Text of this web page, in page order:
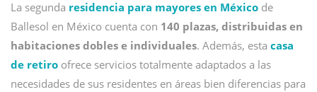
La segunda residencia para mayores en México de
Ballesol en México cuenta con 140 plazas, distribuidas en
habitaciones dobles e individuales. Además, esta casa
de retiro ofrece servicios totalmente adaptados a las
necesidades de sus residentes en áreas bien diferencias para